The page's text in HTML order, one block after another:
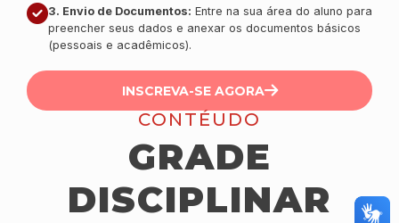
3. Envio de Documentos: Entre na sua área do aluno para
preencher seus dados e anexar os documentos básicos
(pessoais e acadêmicos).
INSCREVA-SE AGORA
CONTÉUDO
GRADE
DISCIPLINAR